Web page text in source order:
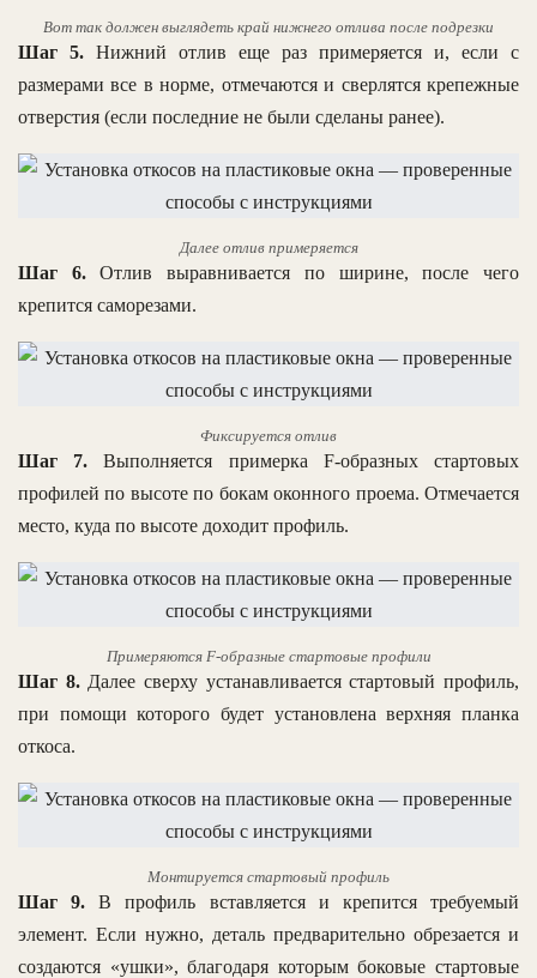
Вот так должен выглядеть край нижнего отлива после подрезки
Шаг 5. Нижний отлив еще раз примеряется и, если с
размерами все в норме, отмечаются и сверлятся крепежные
отверстия (если последние не были сделаны ранее).
Далее отлив примеряется
Шаг 6.Отлив выравнивается по ширине, после чего
крепится саморезами.
Фиксируется отлив
Шаг 7. Выполняется примерка F-образных стартовых
профилей по высоте по бокам оконного проема. Отмечается
место, куда по высоте доходит профиль.
Примеряются F-образные стартовые профили
Шаг 8.Далее сверху устанавливается стартовый профиль,
при помощи которого будет установлена верхняя планка
откоса.
Монтируется стартовый профиль
Шаг 9. В профиль вставляется и крепится требуемый
элемент. Если нужно, деталь предварительно обрезается и
создаются «ушки», благодаря которым боковые стартовые